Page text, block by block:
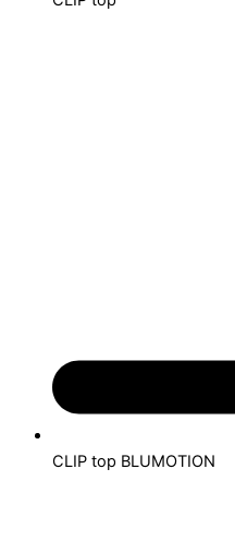
CLIP top BLUMOTION